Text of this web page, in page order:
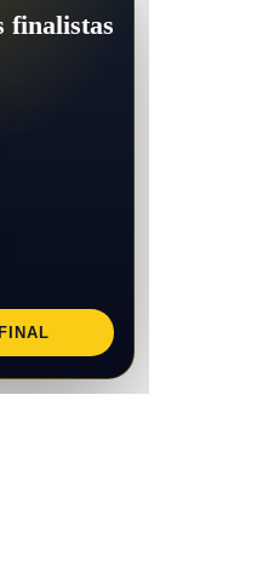
finalistas